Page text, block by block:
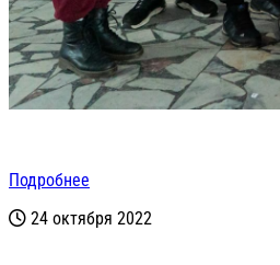
Подробнее
24 октября 2022